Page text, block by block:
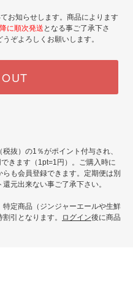
お知らせします。商品によります
に順次発送 となる事ご了承下さ
ぞよろしくお願いします。
抜）の1％がポイント付与され、
きます（1pt=1円）。ご購入時に
らも会員登録できます。定期便は別
元出来ない事ご了承下さい。
定商品（ジンジャーエールや生鮮
引となります。
ログイン後に商品